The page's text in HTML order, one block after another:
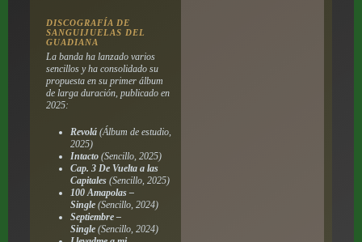
DISCOGRAFÍA DE
SANGUIJUELAS DEL
GUADIANA
La banda ha lanzado varios
sencillos y ha consolidado su
propuesta en su primer álbum
de larga duración, publicado en
2025:
Revolá(Álbum de estudio,
2025)
Intacto(Sencillo, 2025)
Cap. 3 De Vuelta a las
Capitales(Sencillo, 2025)
100 Amapolas –
Single(Sencillo, 2024)
Septiembre –
Single(Sencillo, 2024)